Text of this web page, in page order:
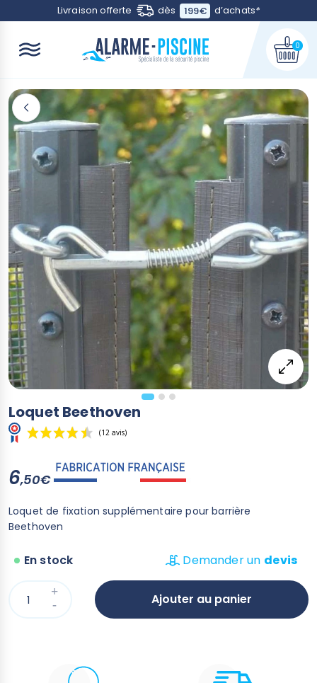
Contactez-nousLivraison offerte dès 199€ d’achats*
0
Loquet Beethoven
(12 avis)
6,50€
Loquet de fixation supplémentaire pour barrière
Beethoven
En stock Demander un devis
Ajouter au panier